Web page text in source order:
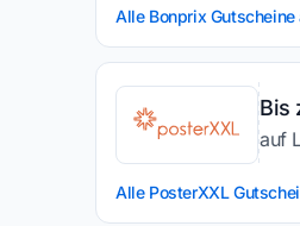
Alle Bonprix Gutscheine
Bis
auf
Alle PosterXXL